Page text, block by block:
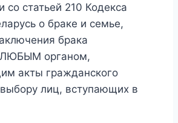
со статьей 210 Кодекса
о браке и семье,
брака
ЛЮБЫМ органом,
акты гражданского
лиц, вступающих в